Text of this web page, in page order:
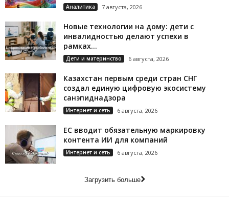
Аналитика 7 августа, 2026
Новые технологии на дому: дети с
инвалидностью делают успехи в
рамках...
Дети и материнство 6 августа, 2026
Казахстан первым среди стран СНГ
создал единую цифровую экосистему
санэпиднадзора
Интернет и сеть 6 августа, 2026
ЕС вводит обязательную маркировку
контента ИИ для компаний
Интернет и сеть 6 августа, 2026
Загрузить больше